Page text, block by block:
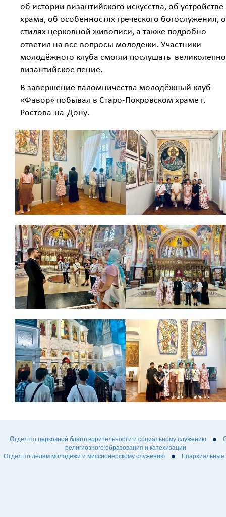
об истории византийского искусства, об устройстве
храма, об особенностях греческого богослужения, о
стилях церковной живописи, а также подробно
ответил на все вопросы молодежи. Участники
молодёжного клуба смогли послушать
византийское пение.
В завершение паломничества молодёжный клуб
«Фавор» побывал в Старо-Покровском храме г.
Ростова-на-Дону.
Отдел по церковной благотворительности и социальному служению
религиозного образования и катехизации
Отдел по делам молодежи и миссионерскому служению